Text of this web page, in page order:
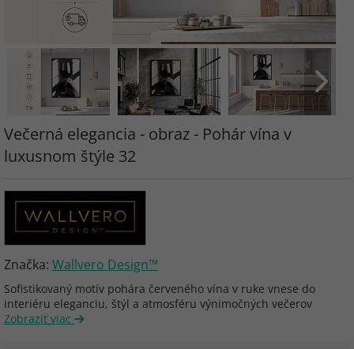
Večerná elegancia - obraz - Pohár vína v
luxusnom štýle 32
Značka: Wallvero Design™
Sofistikovaný motív pohára červeného vína v ruke vnese do
interiéru eleganciu, štýl a atmosféru výnimočných večerov
Zobraziť viac